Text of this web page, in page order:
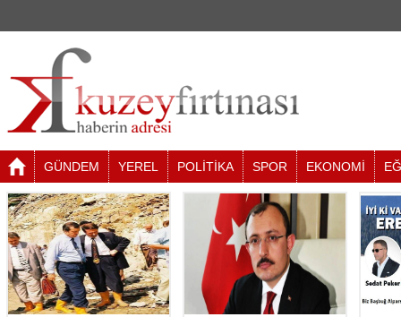
GÜNDEM YEREL POLİTİKA SPOR EKONOMİ